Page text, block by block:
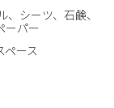
、シーツ、石鹸、
ーパー
ペース